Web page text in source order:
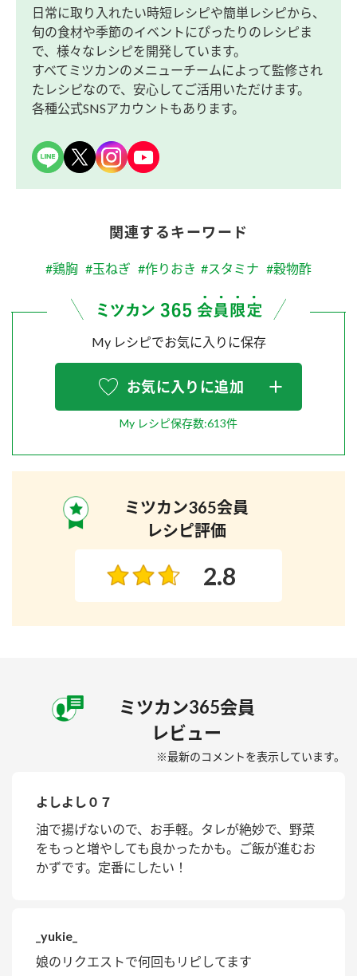
日常に取り入れたい時短レシピや簡単レシピから、
旬の食材や季節のイベントにぴったりのレシピま
で、様々なレシピを開発しています。
すべてミツカンのメニューチームによって監修され
たレシピなので、安心してご活用いただけます。
各種公式SNSアカウントもあります。
関連するキーワード
#鶏胸 #玉ねぎ #作りおき #スタミナ #穀物酢
My レシピでお気に入りに保存
お気に入りに追加
My レシピ保存数:613件
ミツカン365会員
レシピ評価
2.8
ミツカン365会員
レビュー
※最新のコメントを表示しています。
よしよし０７
油で揚げないので、お手軽。タレが絶妙で、野菜
をもっと増やしても良かったかも。ご飯が進むお
かずです。定番にしたい！
_yukie_
娘のリクエストで何回もリピしてます